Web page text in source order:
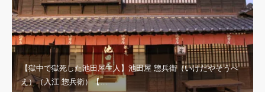
【獄中で獄死した池田屋主人】池田屋 惣兵衛（いけだやそうべ
え）（入江 惣兵衛）【…